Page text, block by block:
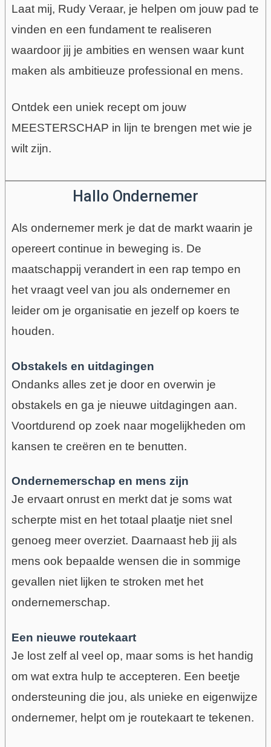
Laat mij, Rudy Veraar, je helpen om jouw pad te
vinden en een fundament te realiseren
waardoor jij je ambities en wensen waar kunt
maken als ambitieuze professional en mens.
Ontdek een uniek recept om jouw
MEESTERSCHAP in lijn te brengen met wie je
wilt zijn.
Hallo Ondernemer
Als ondernemer merk je dat de markt waarin je
opereert continue in beweging is. De
maatschappij verandert in een rap tempo en
het vraagt veel van jou als ondernemer en
leider om je organisatie en jezelf op koers te
houden.
Obstakels en uitdagingen
Ondanks alles zet je door en overwin je
obstakels en ga je nieuwe uitdagingen aan.
Voortdurend op zoek naar mogelijkheden om
kansen te creëren en te benutten.
Ondernemerschap en mens zijn
Je ervaart onrust en merkt dat je soms wat
scherpte mist en het totaal plaatje niet snel
genoeg meer overziet. Daarnaast heb jij als
mens ook bepaalde wensen die in sommige
gevallen niet lijken te stroken met het
ondernemerschap.
Een nieuwe routekaart
Je lost zelf al veel op, maar soms is hethandig
om wat extra hulp te accepteren. Een beetje
ondersteuning die jou, als unieke en eigenwijze
ondernemer, helpt om je routekaart te tekenen.